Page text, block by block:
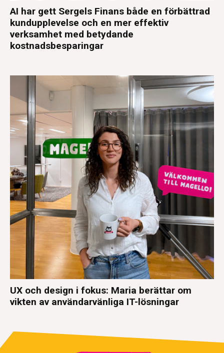
AI har gett Sergels Finans både en förbättrad
kundupplevelse och en mer effektiv
verksamhet med betydande
kostnadsbesparingar
UX och design i fokus: Maria berättar om
vikten av användarvänliga IT-lösningar